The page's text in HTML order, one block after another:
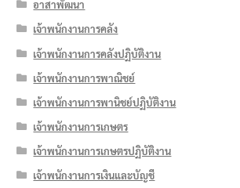
อาสาพัฒนา
เจ้าพนักงานการคลัง
เจ้าพนักงานการคลังปฏิบัติงาน
เจ้าพนักงานการพาณิชย์
เจ้าพนักงานการพานิชย์ปฏิบัติงาน
เจ้าพนักงานการเกษตร
เจ้าพนักงานการเกษตรปฏิบัติงาน
เจ้าพนักงานการเงินและบัญชี